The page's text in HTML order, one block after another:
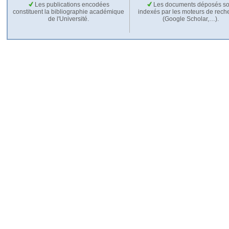
Les publications encodées
constituent la bibliographie académique
de l'Université.
Les documents déposés
indexés par les moteurs de
(Google Scholar,…).